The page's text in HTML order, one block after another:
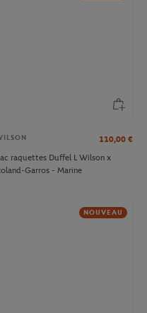
110,00 €
raquettes Duffel L Wilson x
Garros - Marine
NOUVEAU